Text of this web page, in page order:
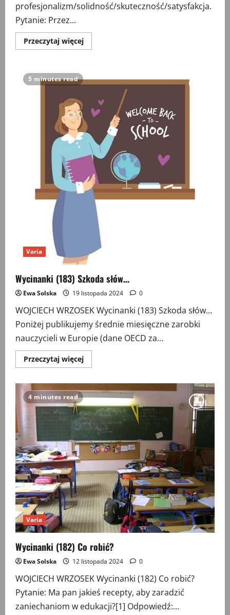
profesjonalizm/solidność/skuteczność/satysfakcja.
Pytanie: Przez...
Przeczytaj więcejPrzeczytaj
więcej
etos
5 minutes read
Varia
Wycinanki (183) Szkoda słów…
Ewa Solska 19 listopada 2024 0
WOJCIECH WRZOSEK Wycinanki (183) Szkoda słów…
Poniżej publikujemy średnie miesięczne zarobki
nauczycieli w Europie (dane OECD za...
Przeczytaj więcejPrzeczytaj
więcej
(183)
Szkoda
4 minutes read
Varia
Wycinanki (182) Co robić?
Ewa Solska 12 listopada 2024 0
WOJCIECH WRZOSEK Wycinanki (182) Co robić?
Pytanie: Ma pan jakieś recepty, aby zaradzić
zaniechaniom w edukacji?[1] Odpowiedź:...